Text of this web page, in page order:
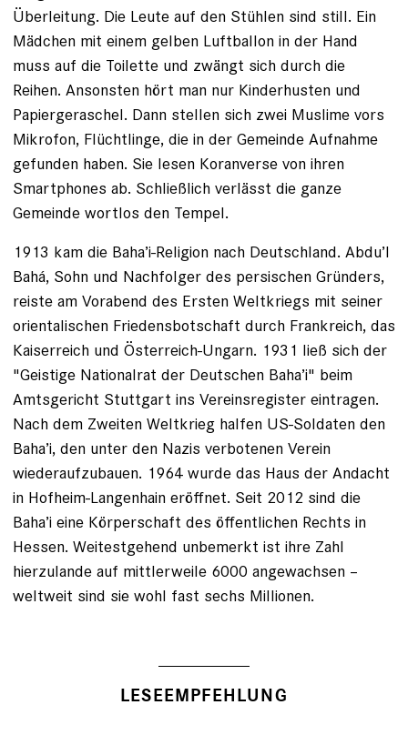
Überleitung. Die Leute auf den Stühlen sind still. Ein
Mädchen mit einem gelben Luftballon in der Hand
muss auf die Toilette und zwängt sich durch die
Reihen. Ansonsten hört man nur Kinderhusten und
Papiergeraschel. Dann stellen sich zwei Muslime vors
Mikrofon, Flüchtlinge, die in der Gemeinde Aufnahme
gefunden haben. Sie lesen Koranverse von ihren
Smartphones ab. Schließlich verlässt die ganze
Gemeinde wortlos den Tempel.
1913 kam die Baha’i-Religion nach Deutschland. Abdu’l
Bahá, Sohn und Nachfolger des persischen Gründers,
reiste am Vorabend des Ersten Weltkriegs mit seiner
orientalischen Friedensbotschaft durch Frankreich, das
Kaiserreich und Österreich-Ungarn. 1931 ließ sich der
"Geistige Nationalrat der Deutschen Baha’i" beim
Amtsgericht Stuttgart ins Vereinsregister eintragen.
Nach dem Zweiten Weltkrieg halfen US-Soldaten den
Baha’i, den unter den Nazis verbotenen Verein
wiederaufzubauen. 1964 wurde das Haus der Andacht
in Hofheim-Langenhain eröffnet. Seit 2012 sind die
Baha’i eine Körperschaft des öffentlichen Rechts in
Hessen. Weitestgehend unbemerkt ist ihre Zahl
hierzulande auf mittlerweile 6000 angewachsen –
weltweit sind sie wohl fast sechs Millionen.
LESEEMPFEHLUNG